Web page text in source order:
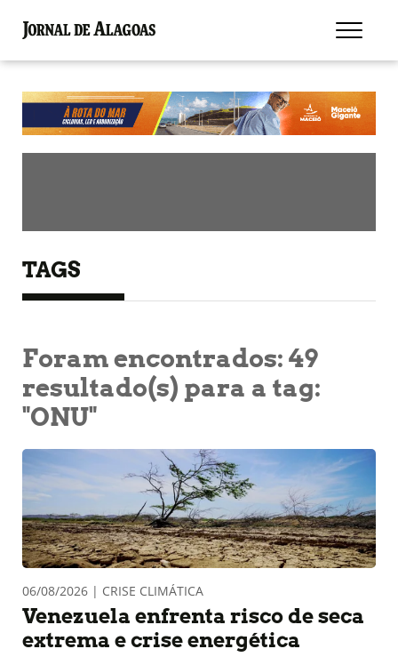
TAGS
Foram encontrados: 49
resultado(s) para a tag:
"ONU"
06/08/2026 | CRISE CLIMÁTICA
Venezuela enfrenta risco de seca
extrema e crise energética